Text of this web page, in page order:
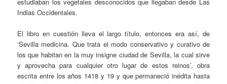
Indias Occidentales.
El libro en cuestión lleva el largo título, entonces era así, de
‘Sevilla medicina. Que trata el modo conservativo y curativo de
los que habitan en la muy insigne ciudad de Sevilla, la cual sirve
y aprovecha para cualquier otro lugar de estos reinos’, obra
escrita entre los años 1418 y 19 y que permaneció inédita hasta